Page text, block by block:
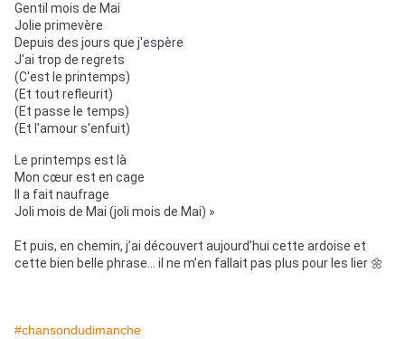
Gentil mois de Mai
Jolie primevère
Depuis des jours que j'espère
J'ai trop de regrets
(C'est le printemps)
(Et tout refleurit)
(Et passe le temps)
(Et l'amour s'enfuit)
Le printemps est là
Mon cœur est en cage
Il a fait naufrage
Joli mois de Mai (joli mois de Mai) »
Et puis, en chemin, j’ai découvert aujourd’hui cette ardoise et
cette bien belle phrase... il ne m’en fallait pas plus pour les lier 🌼
#chansondudimanche